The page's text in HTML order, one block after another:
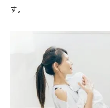
す。